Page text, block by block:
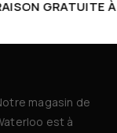
DE 150€LIVE
magasin de
est à